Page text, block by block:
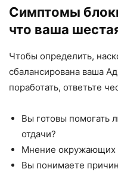
Симптомы
что ваша
Чтобы определить,
сбалансирована ваша
поработать, ответьте
Вы готовы помогать
отдачи?
Мнение окружающих
Вы понимаете